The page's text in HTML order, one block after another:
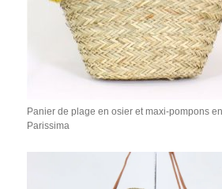
Panier de plage en osier et maxi-pompons
Parissima